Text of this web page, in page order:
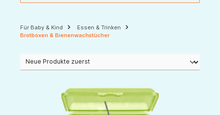
Für Baby & Kind
Essen & Trinken
Brotboxen & Bienenwachstücher